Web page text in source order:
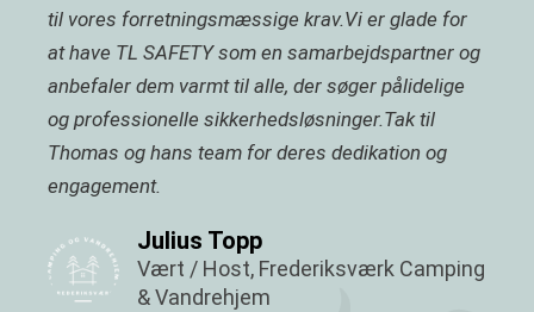
til vores forretningsmæssige krav.Vi er glade for
at have TL SAFETY som en samarbejdspartner og
anbefaler dem varmt til alle, der søger pålidelige
og professionelle sikkerhedsløsninger.Tak til
Thomas og hans team for deres dedikation og
engagement.
Julius Topp
Vært / Host, Frederiksværk Camping
& Vandrehjem